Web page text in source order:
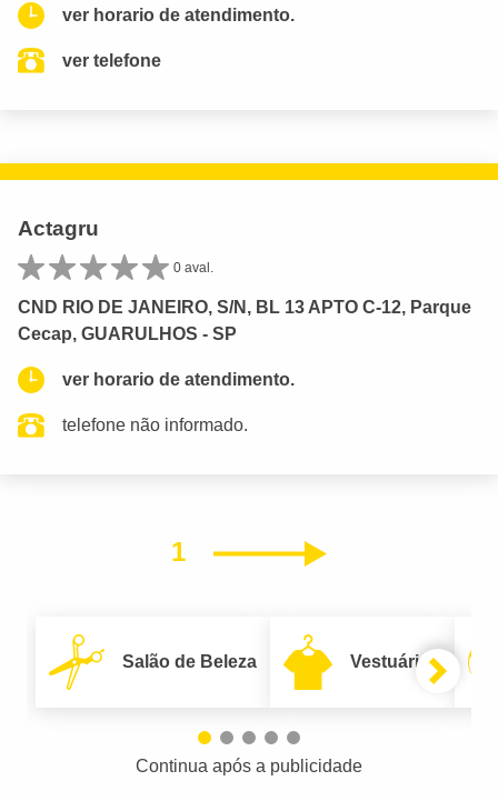
ver horario de atendimento.
ver telefone
Actagru
0 aval.
CND RIO DE JANEIRO, S/N, BL 13 APTO C-12, Parque
Cecap, GUARULHOS - SP
ver horario de atendimento.
telefone não informado.
1 Próximo
Salão de Beleza Vestuário
Continua após a publicidade